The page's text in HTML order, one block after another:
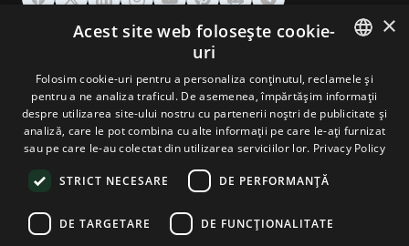
GĂZDUIRE
DOMENII & EMAIL
UNELTE & SECURITATE
COMPANIE
ENGLISH
GERMAN
ROMANIAN
×
Acest site web folosește cookie-
uri
Folosim cookie-uri pentru a personaliza conținutul, reclamele și
pentru a ne analiza traficul. De asemenea, împărtășim informații
despre utilizarea site-ului nostru cu partenerii noștri de publicitate și
analiză, care le pot combina cu alte informații pe care le-ați furnizat
sau pe care le-au colectat din utilizarea serviciilor lor. Privacy Policy
STRICT NECESARE DE PERFORMANȚĂ
DE TARGETARE DE FUNCŢIONALITATE